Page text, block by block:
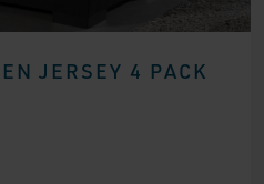
JERSEY 4 PACK